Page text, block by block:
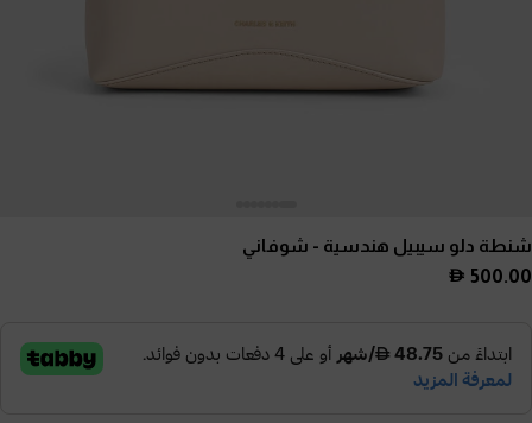
شنطة دلو سيبيل هندسية - شوفاني
500.00